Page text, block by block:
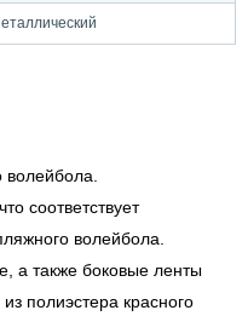
соответствует
волейбола.
а также боковые ленты
полиэстера красного